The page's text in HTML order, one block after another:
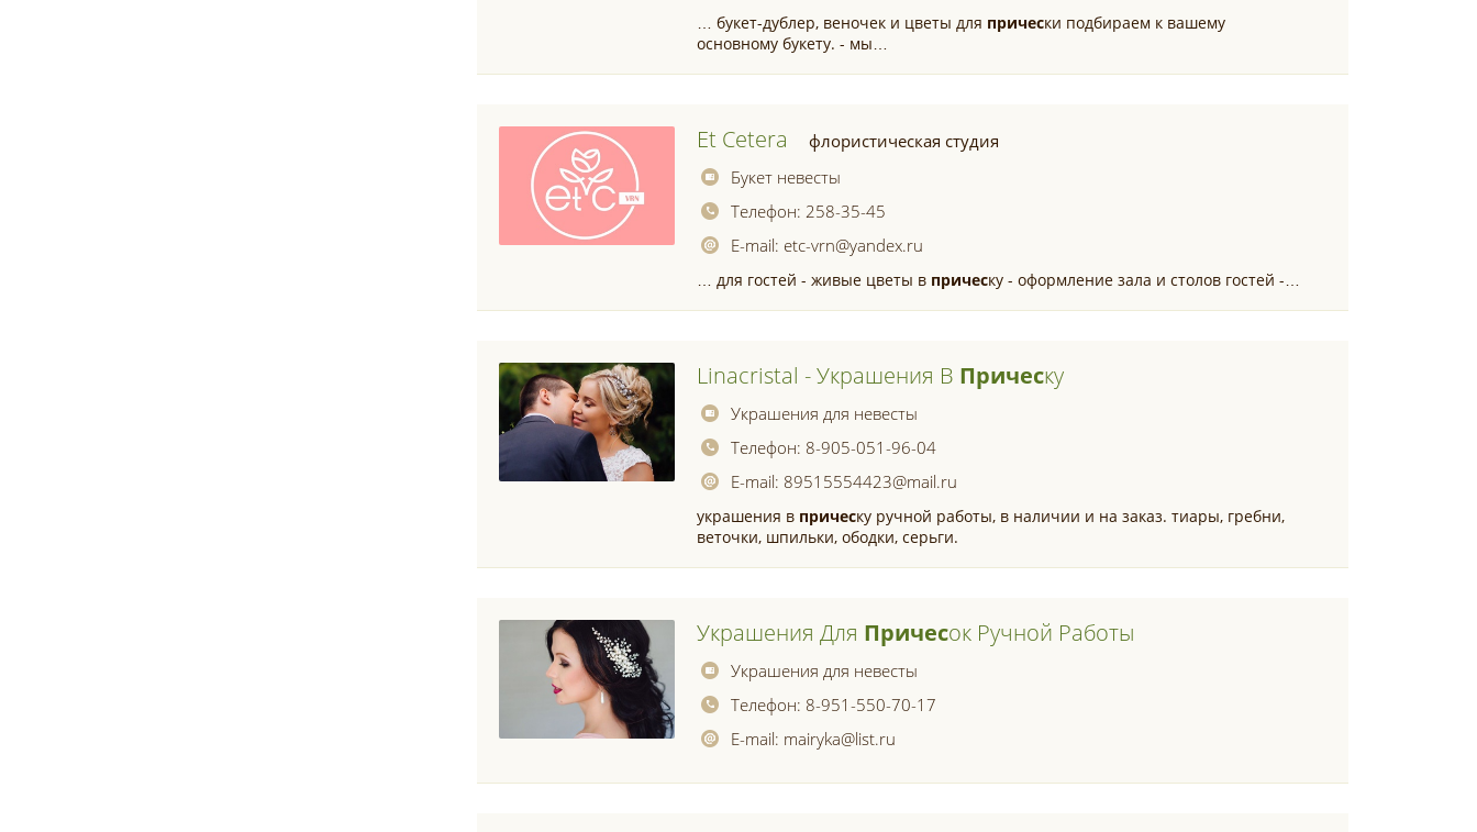
… букет-дублер, веночек и цветы для прически подбираем к вашему
основному букету. - мы…
Et Cetera
флористическая студия
Букет невесты
Телефон:258-35-45
E-mail: etc-vrn@yandex.ru
… для гостей - живые цветы в прическу - оформление зала и столов гостей -…
Linacristal - Украшения В ПричесКу
Украшения для невесты
Телефон: 8-905-051-96-04
E-mail: 89515554423@mail.ru
украшения в прическу ручной работы, в наличии и на заказ. тиары, гребни,
веточки, шпильки, ободки, серьги.
Украшения Для ПричесОк Ручной Работы
Украшения для невесты
Телефон: 8-951-550-70-17
E-mail: mairyka@list.ru